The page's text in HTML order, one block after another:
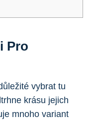
Pro
vybrat tu
krásu jejich
‌mnoho variant